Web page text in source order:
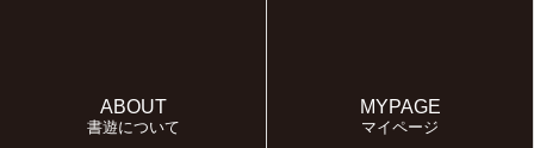
ABOUT
書遊について
MYPAGE
マイページ